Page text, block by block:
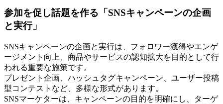
参加を促し話題を作る「SNSキャンペーンの企画
と実行」
SNSキャンペーンの企画と実行は、フォロワー獲得やエンゲ
ージメント向上、商品やサービスの認知拡大を目的として行
われる重要な施策です。
プレゼント企画、ハッシュタグキャンペーン、ユーザー投稿
型コンテストなど、多様な形式があります。
SNSマーケターは、キャンペーンの目的を明確にし、ターゲ